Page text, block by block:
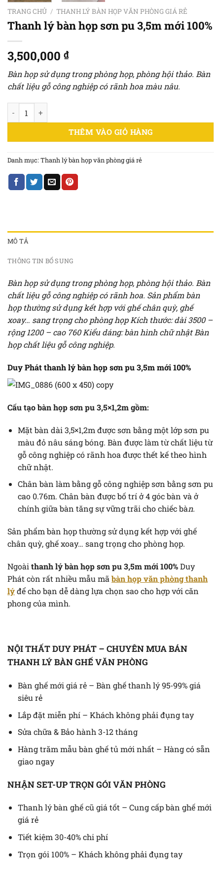
TRANG CHỦ / THANH LÝ BÀN HỌP VĂN PHÒNG GIÁ RẺ
Thanh lý bàn họp sơn pu 3,5m mới 100%
3,500,000 ₫
Bàn họp sử dụng trong phòng họp, phòng hội thảo. Bàn
chất liệu gỗ công nghiệp có rãnh hoa màu nâu.
Thanh lý bàn họp sơn pu 3,5m mới 100% số lượng
THÊM VÀO GIỎ HÀNG
Danh mục:Thanh lý bàn họp văn phòng giá rẻ
MÔ TẢ
THÔNG TIN BỔ SUNG
Bàn họp sử dụng trong phòng họp, phòng hội thảo. Bàn
chất liệu gỗ công nghiệp có rãnh hoa. Sản phẩm bàn
họp thường sử dụng kết hợp với ghế chân quỳ, ghế
xoay… sang trọng cho phòng họp Kích thước: dài 3500 –
rộng 1200 – cao 760 Kiểu dáng: bàn hình chữ nhật Bàn
họp chất liệu gỗ công nghiệp.
Duy Phát thanh lý bàn họp sơn pu 3,5m mới 100%
Cấu tạo bàn họp sơn pu 3,5×1,2m gồm:
Mặt bàn dài 3,5×1,2m được sơn bằng một lớp sơn pu
màu đỏ nâu sáng bóng. Bàn được làm từ chất liệu từ
gỗ công nghiệp có rãnh hoa được thết kế theo hình
chữ nhật.
Chân bàn làm bằng gỗ công nghiệp sơn bằng sơn pu
cao 0.76m. Chân bàn được bố trí ở 4 góc bàn và ở
chính giữa bàn tăng sự vững trãi cho chiếc bàn.
Sản phẩm bàn họp thường sử dụng kết hợp với ghế
chân quỳ, ghế xoay… sang trọng cho phòng họp.
Ngoài thanh lý bàn họp sơn pu 3,5m mới 100%Duy
Phát còn rất nhiều mẫu mãbàn họp văn phòng thanh
lýđể cho bạn dễ dàng lựa chọn sao cho hợp với căn
phong của mình.
NỘI THẤT DUY PHÁT – CHUYÊN MUA BÁN
THANH LÝ BÀN GHẾ VĂN PHÒNG
Bàn ghế mới giá rẻ – Bàn ghế thanh lý 95-99% giá
siêu rẻ
Lắp đặt miễn phí – Khách không phải đụng tay
Sửa chữa & Bảo hành 3-12 tháng
Hàng trăm mẫu bàn ghế tủ mới nhất – Hàng có sẵn
giao ngay
NHẬN SET-UP TRỌN GÓI VĂN PHÒNG
Thanh lý bàn ghế cũ giá tốt – Cung cấp bàn ghế mới
giá rẻ
Tiết kiệm 30-40% chi phí
Trọn gói 100% – Khách không phải đụng tay